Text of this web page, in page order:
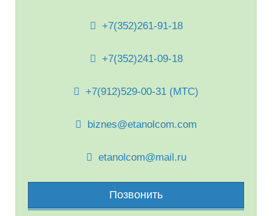
+7(352)261-91-18
+7(352)241-09-18
+7(912)529-00-31 (МТС)
biznes@etanolcom.com
etanolcom@mail.ru
Позвонить